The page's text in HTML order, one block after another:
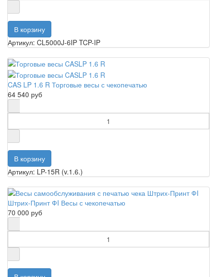
Артикул: CL5000J-6IP TCP-IP
CAS LP 1.6 R Торговые весы с чекопечатью
64 540 руб
Артикул: LP-15R (v.1.6.)
Штрих-Принт ФI Весы с чекопечатью
70 000 руб